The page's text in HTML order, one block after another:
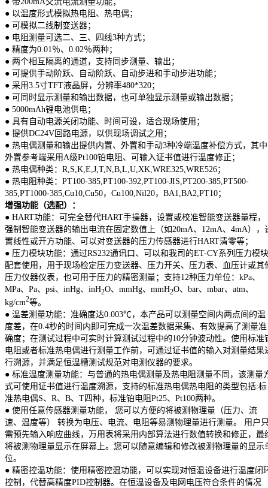
● 以温度形式模拟热电阻、热电偶；
● 可模拟二线制变送器；
● 电阻测量可选二、三、四线3种方式；
● 精度为0.01％、0.02％两种；
● 两个相互隔离的通道，支持同步测量、输出；
● 可提供手动阶跃、自动阶跃、自动步进和手动步进功能；
● 采用3.5寸TFT液晶屏，分辨率480*320；
● 可同时显示测量和输出数据，也可单独显示测量或输出数据；
● 5000mAh锂电池供电；
● 具有自动电源关闭功能、时间可设，适合现场使用；
● 提供DC24V回路电源，以供现场调试之用；
● 热电偶测量和输出提供内置、外置和手动3种冷端温度补偿方式，其中
外置参考端采用A级Pt100铂电阻、可输入证书值进行温度修正；
● 热电偶种类：R,S,K,E,J,T,N,B,L,U,XK,WRE325,WRE526；
● 热电阻种类：PT100-385,PT100-392,PT100-JIS,PT200-385,PT500-
385,PT1000-385,Cu10,Cu50，Cu100,Nil20，BA1,BA2,PT10；
增强功能（选配）：
● HART功能：可完全替代HART手操器，设置或校准智能变送器量程，
强制智能变送器的输出电流在固定数值上（如20mA、12mA、4mA），
置线性或开方功能、可以对变送器的压力传感器进行HART清零等；
● 压力模块功能：通过RS232通讯口、可以和我司的ET-CY系列压力模块
配套使用，用于现场检定压力变送器、压力开关、压力表、血压计或其
压力仪器仪表，也可用于压力的精密测量；支持12种压力单位：kPa、
MPa、Pa、psi、inHg、inH2O、mmHg、mmH2O、bar、mbar、atm、
kg/cm2等。
● 温差测量功能：准确度达0.003℃，本产品可以测量空间内两点间的温
度差，在0.4秒的时间内即可完成一次温差数据采集、有效提高了测量准
确度；在测试过程中可实时计算测试过程中的10分钟波动性。使用标准
电阻或者标准热电偶进行测量工作前，可通过证书值的输入对测量结果
行溯源，并满足恒温槽测试规范对电测仪器的要求。
● 标准温度测量功能：与普通的热电偶测量及热电阻测量不同，该测量
式可使用证书值进行温度溯源，支持的标准热电偶热电阻的类型包括:标
准热电偶S、R、B、T四种，标准铂电阻Pt25、Pt100两种。
● 使用任意传感器测量功能， 您可以方便的将被测物理量（压力、流
速、温度等） 转换为电压、电流、电阻等易测物理量进行测量。 用户
需预先输入响应曲线，万用表将采用内部算法进行数值转换和修正，最
将被测物理量显示在屏幕上。您可以随意编辑和修改被测物理量的显示
位。
● 精密控温功能：使用精密控温功能，可以实现对恒温设备进行温度闭
控制，代替高精度PID控制器。在恒温设备及电网电压符合条件的情况